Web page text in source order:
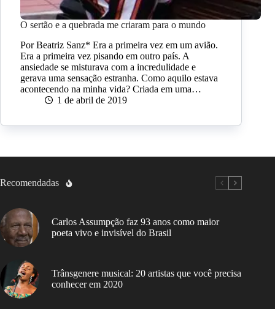
O sertão e a quebrada me criaram para o mundo
Por Beatriz Sanz* Era a primeira vez em um avião.
Era a primeira vez pisando em outro país. A
ansiedade se misturava com a incredulidade e
gerava uma sensação estranha. Como aquilo estava
acontecendo na minha vida? Criada em uma…
1 de abril de 2019
Recomendadas
Carlos Assumpção faz 93 anos como maior
poeta vivo e invisível do Brasil
Trânsgenere musical: 20 artistas que você precisa
conhecer em 2020